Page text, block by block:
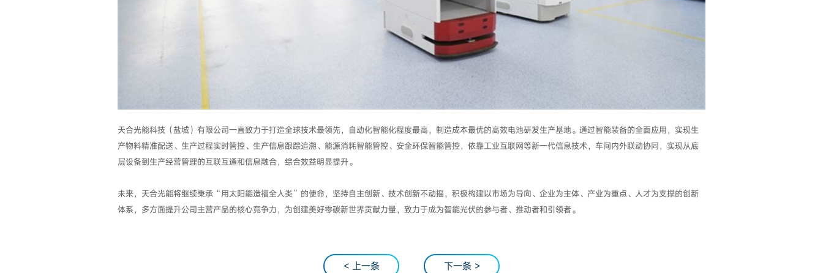
天合光能科技（盐城）有限公司一直致力于打造全球技术最领先，自动化智能化程度最高，制造成本最优的高效电池研发生产基地。通过智能装备的全面应用，实现生
产物料精准配送、生产过程实时管控、生产信息跟踪追溯、能源消耗智能管控、安全环保智能管控，依靠工业互联网等新一代信息技术，车间内外联动协同，实现从底
层设备到生产经营管理的互联互通和信息融合，综合效益明显提升。
未来，天合光能将继续秉承“用太阳能造福全人类”的使命，坚持自主创新、技术创新不动摇，积极构建以市场为导向、企业为主体、产业为重点、人才为支撑的创新
体系，多方面提升公司主营产品的核心竞争力，为创建美好零碳新世界贡献力量，致力于成为智能光伏的参与者、推动者和引领者。
< 上一条 下一条 >